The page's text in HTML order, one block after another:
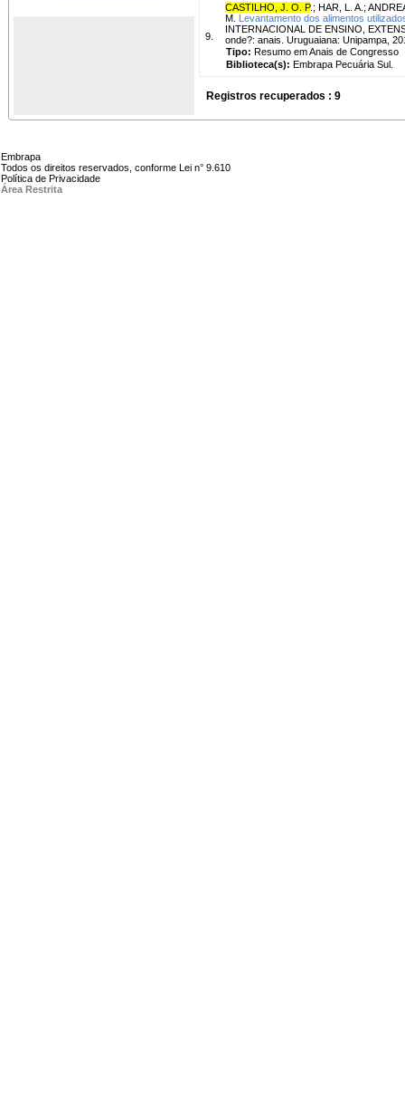
9.
CASTILHO, J. O. P. ; HAR, L. A. ;
M. Levantamento dos alimentos
INTERNACIONAL DE ENSINO,
onde?: anais. Uruguaiana: Unipampa,
Tipo: Resumo em Anais de Congresso
Biblioteca(s): Embrapa Pecuária Sul.
Registros recuperados : 9
Embrapa
Todos os direitos reservados, conforme Lei n° 9.610
Política de Privacidade
Área Restrita